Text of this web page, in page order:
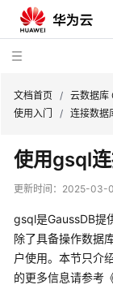
新
动
服
务
公
文档首页 / 云数据库
使用入门
/ 连接数据
使用gsql
更新时间： 2025-03-
gsql是GaussDB提
除了具备操作数据
户使用。本节只介
的更多信息请参考